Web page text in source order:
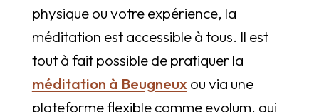
physique ou votre expérience, la
méditation est accessible à tous. Il est
tout à fait possible de pratiquer la
méditation à Beugneux ou via une
plateforme flexible comme evolum, qui